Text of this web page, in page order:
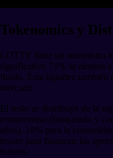
Tokenomics y
LOTTY tiene un suministro
significativo 71% se destina
fluido. Esta liquidez también
mercado.
El resto se distribuye de la
compromiso (bloqueado y
años), 10% para la
tesoro para financiar las
futuros.